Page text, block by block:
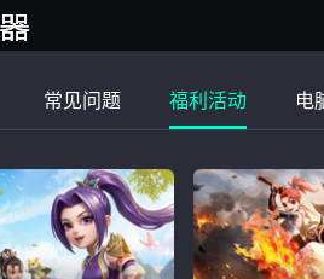
常见问题 福利活动 电